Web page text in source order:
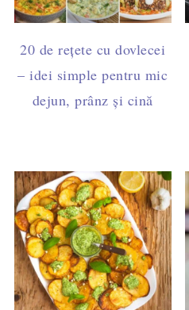
20 de rețete cu dovlecei
– idei simple pentru mic
dejun, prânz și cină